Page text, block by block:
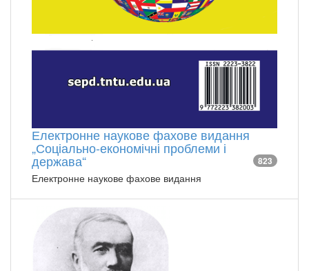
Електронне наукове фахове видання
„Соціально-економічні проблеми і
держава“ 823
Електронне наукове фахове видання